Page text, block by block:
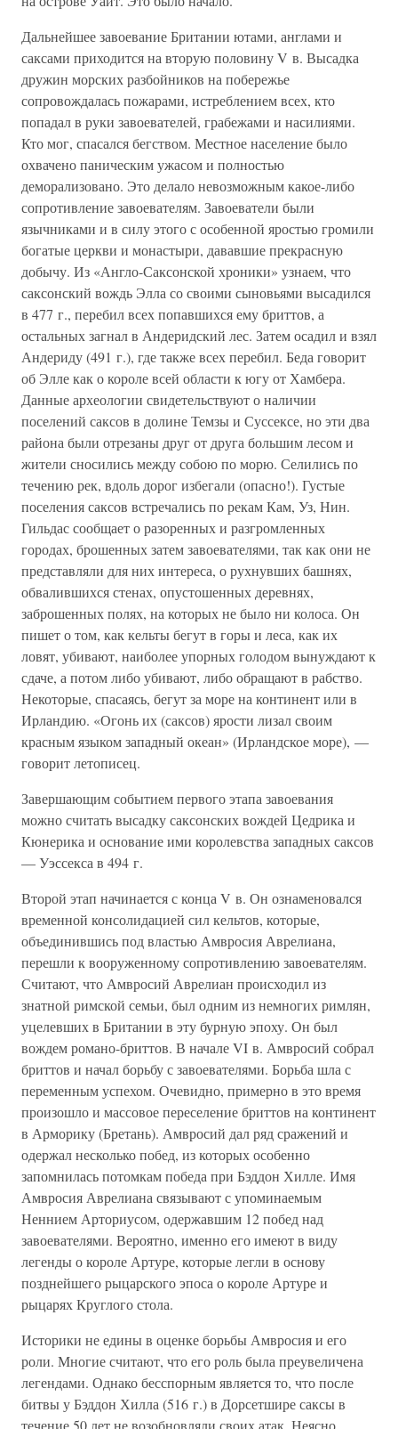
Дальнейшее завоевание Британии ютами, англами и
саксами приходится на вторую половину V в. Высадка
дружин морских разбойников на побережье
сопровождалась пожарами, истреблением всех, кто
попадал в руки завоевателей, грабежами и насилиями.
Кто мог, спасался бегством. Местное население было
охвачено паническим ужасом и полностью
деморализовано. Это делало невозможным какое-либо
сопротивление завоевателям. Завоеватели были
язычниками и в силу этого с особенной яростью громили
богатые церкви и монастыри, дававшие прекрасную
добычу. Из «Англо-Саксонской хроники» узнаем, что
саксонский вождь Элла со своими сыновьями высадился
в 477 г., перебил всех попавшихся ему бриттов, а
остальных загнал в Андеридский лес. Затем осадил и взял
Андериду (491 г.), где также всех перебил. Беда говорит
об Элле как о короле всей области к югу от Хамбера.
Данные археологии свидетельствуют о наличии
поселений саксов в долине Темзы и Суссексе, но эти два
района были отрезаны друг от друга большим лесом и
жители сносились между собою по морю. Селились по
течению рек, вдоль дорог избегали (опасно!). Густые
поселения саксов встречались по рекам Кам, Уз, Нин.
Гильдас сообщает о разоренных и разгромленных
городах, брошенных затем завоевателями, так как они не
представляли для них интереса, о рухнувших башнях,
обвалившихся стенах, опустошенных деревнях,
заброшенных полях, на которых не было ни колоса. Он
пишет о том, как кельты бегут в горы и леса, как их
ловят, убивают, наиболее упорных голодом вынуждают к
сдаче, а потом либо убивают, либо обращают в рабство.
Некоторые, спасаясь, бегут за море на континент или в
Ирландию. «Огонь их (саксов) ярости лизал своим
красным языком западный океан» (Ирландское море), —
говорит летописец.
Завершающим событием первого этапа завоевания
можно считать высадку саксонских вождей Цедрика и
Кюнерика и основание ими королевства западных саксов
— Уэссекса в 494 г.
Второй этап начинается с конца V в. Он ознаменовался
временной консолидацией сил кельтов, которые,
объединившись под властью Амвросия Аврелиана,
перешли к вооруженному сопротивлению завоевателям.
Считают, что Амвросий Аврелиан происходил из
знатной римской семьи, был одним из немногих римлян,
уцелевших в Британии в эту бурную эпоху. Он был
вождем романо-бриттов. В начале VI в. Амвросий собрал
бриттов и начал борьбу с завоевателями. Борьба шла с
переменным успехом. Очевидно, примерно в это время
произошло и массовое переселение бриттов на континент
в Арморику (Бретань). Амвросий дал ряд сражений и
одержал несколько побед, из которых особенно
запомнилась потомкам победа при Бэддон Хилле. Имя
Амвросия Аврелиана связывают с упоминаемым
Неннием Арториусом, одержавшим 12 побед над
завоевателями. Вероятно, именно его имеют в виду
легенды о короле Артуре, которые легли в основу
позднейшего рыцарского эпоса о короле Артуре и
рыцарях Круглого стола.
Историки не едины в оценке борьбы Амвросия и его
роли. Многие считают, что его роль была преувеличена
легендами. Однако бесспорным является то, что после
битвы у Бэддон Хилла (516 г.) в Дорсетшире саксы в
течение 50 лет не возобновляли своих атак. Неясно,